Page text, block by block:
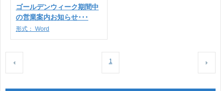
ゴールデンウィーク期間中
の営業案内お知らせ･･･
形式： Word
1